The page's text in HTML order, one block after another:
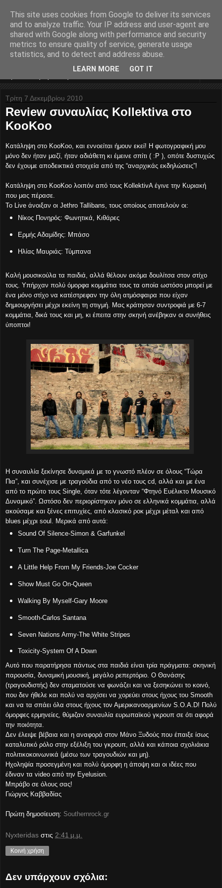
Nyxteridas... divina
melodia...
Τρίτη 7 Δεκεμβρίου 2010
Review συναυλίας Kollektiva στο
KooKoo
Κατάληψη στο KooKoo, και εννοείται ήμουν εκεί! Η φωτογραφική μου
μόνο δεν ήταν μαζί, ήταν αδιάθετη κι έμεινε σπίτι ( :P ), οπότε δυστυχώς
δεν έχουμε αποδεικτικά στοιχεία από της “αναρχικάς εκδηλώσεις”!
Κατάληψη στο KooKoo λοιπόν από τους KollektivA έγινε την Κυριακή
που μας πέρασε.
Το Live άνοιξαν οι Jethro Tallibans, τους οποίους αποτελούν οι:
Νίκος Πονηρός: Φωνητικά, Κιθάρες
Ερμής Αδαμίδης: Μπάσο
Ηλίας Μαυριάς: Τύμπανα
Καλή μουσικούλα τα παιδιά, αλλά θέλουν ακόμα δουλίτσα στον στίχο
τους. Υπήρχαν πολύ όμορφα κομμάτια τους τα οποία ωστόσο μπορεί με
ένα μόνο στίχο να κατέστρεφαν την όλη ατμόσφαιρα που είχαν
δημιουργήσει μέχρι εκείνη τη στιγμή. Μας κράτησαν συντροφιά με 6-7
κομμάτια, δικά τους και μη, κι έπειτα στην σκηνή ανέβηκαν οι συνήθεις
ύποπτοι!
Η συναυλία ξεκίνησε δυναμικά με το γνωστό πλέον σε όλους “Τώρα
Πια”, και συνέχισε με τραγούδια από το νέο τους cd, αλλά και με ένα
από το πρώτο τους Single, όταν τότε λέγονταν “Φτηνό Ευέλικτο Μουσικό
Δυναμικό”. Ωστόσο δεν περιορίστηκαν μόνο σε ελληνικά κομμάτια, αλλά
ακούσαμε και ξένες επιτυχίες, από κλασικό ροκ μέχρι μέταλ και από
blues μέχρι soul. Μερικά από αυτά:
Sound Of Silence-Simon & Garfunkel
Turn The Page-Metallica
A Little Help From My Friends-Joe Cocker
Show Must Go On-Queen
Walking By Myself-Gary Moore
Smooth-Carlos Santana
Seven Nations Army-The White Stripes
Toxicity-System Of A Down
Αυτό που παρατήρησα πάντως στα παιδιά είναι τρία πράγματα: σκηνική
παρουσία, δυναμική μουσική, μεγάλο ρεπερτόριο. Ο Θανάσης
(τραγουδιστής) δεν σταματούσε να φωνάζει και να ξεσηκώνει το κοινό,
που δεν ήθελε και πολύ να αρχίσει να χορεύει στους ήχους του Smooth
και να τα σπάει όλα στους ήχους τον Αμερικανοαρμενίων S.O.A.D! Πολύ
όμορφες ερμηνείες, θύμιζαν συναυλία ευρωπαϊκού γκρουπ σε ότι αφορά
την ποιότητα.
Δεν έλειψε βέβαια και η αναφορά στον Μάνο Ξυδούς που έπαιξε ίσως
καταλυτικό ρόλο στην εξέλιξη του γκρουπ, αλλά και κάποια σχολιάκια
πολιτικοκοινωνικά (μέσω των τραγουδιών και μη).
Ηχοληψία προσεγμένη και πολύ όμορφη η άποψη και οι ιδέες που
έδιναν τα video από την Eyelusion.
Μπράβο σε όλους σας!
Γιώργος Καββαδίας
Πρώτη δημοσίευση: Southernrock.gr
Nyxteridas στις 2:41 μ.μ.
Κοινή χρήση
Δεν υπάρχουν σχόλια:
This site uses cookies from Google to deliver its services
and to analyze traffic. Your IP address and user-agent are
shared with Google along with performance and security
metrics to ensure quality of service, generate usage
statistics, and to detect and address abuse.
LEARN MORE GOT IT